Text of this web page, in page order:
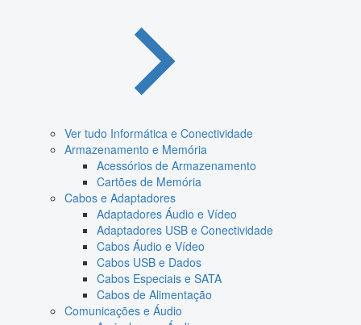
Ver tudo Informática e Conectividade
Armazenamento e Memória
Acessórios de Armazenamento
Cartões de Memória
Cabos e Adaptadores
Adaptadores Áudio e Vídeo
Adaptadores USB e Conectividade
Cabos Áudio e Vídeo
Cabos USB e Dados
Cabos Especiais e SATA
Cabos de Alimentação
Comunicações e Áudio